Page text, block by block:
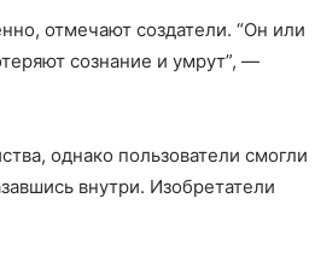
отмечают создатели. “Он или
сознание и умрут”, —
однако пользователи смогли
внутри. Изобретатели